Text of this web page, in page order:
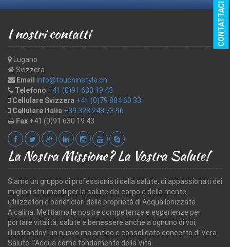
I nostri contatti
Lugano
Svizzera
Email info@touchinstyle.ch
Telefono +41 (0)91 630 19 43
Cellulare Svizzera +41 (0)79 884 60 33
Cellulare Italia +39 328 248 73 96
Fax +41 (0)91 630 19 43
La Nostra Missione? La Vostra Salute!
Siamo un gruppo di professionisti della salute, di appassionati dei
migliori strumenti per la salute del corpo e della mente,
utilizzatori e beneficiari delle proprietà di Acqua Ionizzata
Alcalina. Mettiamo le nostre competenze e esperienze per
portare vitalità, salute e benessere anche a ognuno di voi,
illustrandovi un nuovo ma antico e consolidato concetto di Vera
Salute: l'Acqua come fondamento della Vita.
CONTATTACI